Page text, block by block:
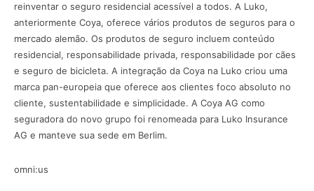
reinventar o seguro residencial acessível a todos. A Luko,
anteriormente Coya, oferece vários produtos de seguros para o
mercado alemão. Os produtos de seguro incluem conteúdo
residencial, responsabilidade privada, responsabilidade por cães
e seguro de bicicleta. A integração da Coya na Luko criou uma
marca pan-europeia que oferece aos clientes foco absoluto no
cliente, sustentabilidade e simplicidade. A Coya AG como
seguradora do novo grupo foi renomeada para Luko Insurance
AG e manteve sua sede em Berlim.
omni:us